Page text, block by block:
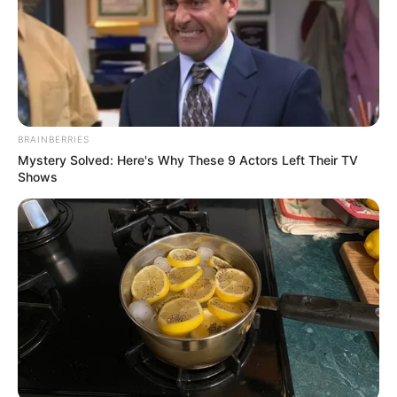
Τελευταία ενημέρωση
04/02/2026, 09:41 · 9:41 ΠΜ
Κοινοποίησε άρθρο
Προσθήκη το
Ανακαλύψτε περισσότερα άρθρα στα αποτελέσματα
αναζήτησης.
BRAINBERRIES
Mystery Solved: Here's Why These 9 Actors Left Their TV
Shows